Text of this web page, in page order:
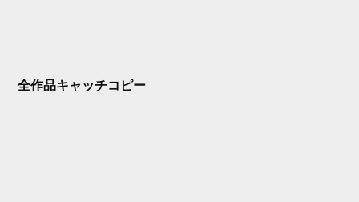
全作品キャッチコピー